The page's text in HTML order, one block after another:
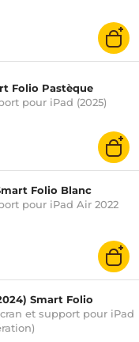
Folio Pastèque
pour iPad (2025)
Folio Blanc
pour iPad Air 2022
Smart Folio
et support pour iPad